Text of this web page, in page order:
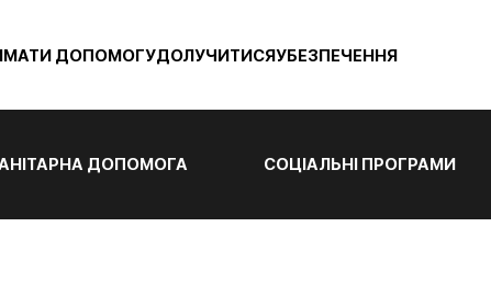
ДОПОМОГУДОЛУЧИТИСЯУБЕЗПЕЧЕННЯ
ДОПОМОГА СОЦІАЛЬНІ ПРОГРАМИ